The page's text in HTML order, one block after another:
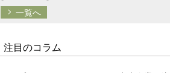
一覧へ
注目のコラム